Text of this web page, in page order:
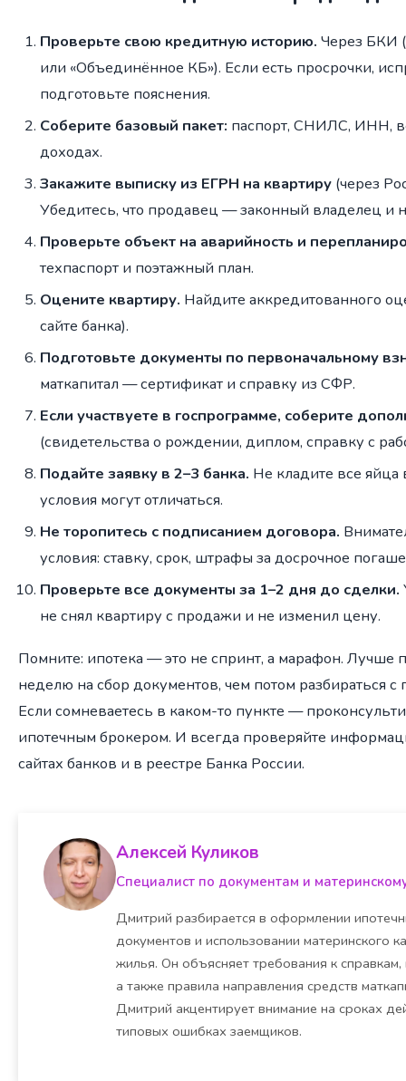
Проверьте свою кредитную историю. Через БКИ
или «Объединённое КБ»). Если есть просрочки,
подготовьте пояснения.
Соберите базовый пакет: паспорт, СНИЛС, ИНН,
доходах.
Закажите выписку из ЕГРН на квартиру (через
Убедитесь, что продавец — законный владелец и
Проверьте объект на аварийность и
техпаспорт и поэтажный план.
Оцените квартиру. Найдите аккредитованного
сайте банка).
Подготовьте документы по первоначальному
маткапитал — сертификат и справку из СФР.
Если участвуете в госпрограмме, соберите
(свидетельства о рождении, диплом, справку с
Подайте заявку в 2–3 банка. Не кладите все
условия могут отличаться.
Не торопитесь с подписанием договора.
условия: ставку, срок, штрафы за досрочное
Проверьте все документы за 1–2 дня до сделки.
не снял квартиру с продажи и не изменил цену.
Помните: ипотека — это не спринт, а марафон. Лучше
неделю на сбор документов, чем потом разбираться
Если сомневаетесь в каком-то пункте —
ипотечным брокером. И всегда проверяйте
сайтах банков и в реестре Банка России.
Алексей Куликов
Специалист по документам и
Дмитрий разбирается в оформлении
документов и использовании материнского
жилья. Он объясняет требования к
а также правила направления средств
Дмитрий акцентирует внимание на сроках
типовых ошибках заемщиков.